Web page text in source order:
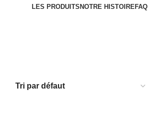
LES PRODUITS NOTRE HISTOIREFAQ